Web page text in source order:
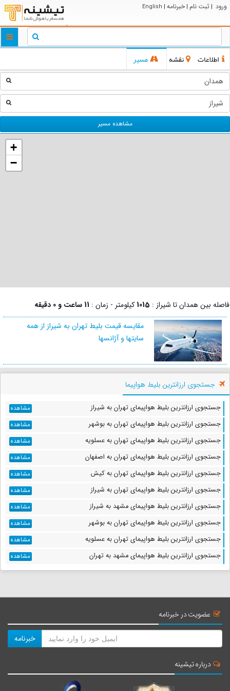
ورود | ثبت نام | خبرنامه |
English
اطلاعات نقشه مسیر
مشاهده مسیر
+
−
فاصله بین همدان تا شیراز : 1015کیلومتر - زمان : 11 ساعت و 0 دقیقه
مقایسه قیمت بلیط تهران به شیراز از همه
سایتها و آژانسها
جستجوی ارزانترین بلیط هواپیما
جستجوی ارزانترین بلیط هواپیمای تهران به شیراز مشاهده
جستجوی ارزانترین بلیط هواپیمای تهران به بوشهر مشاهده
جستجوی ارزانترین بلیط هواپیمای تهران به عسلویه مشاهده
جستجوی ارزانترین بلیط هواپیمای تهران به اصفهان مشاهده
جستجوی ارزانترین بلیط هواپیمای تهران به کیش مشاهده
جستجوی ارزانترین بلیط هواپیمای تهران به شیراز مشاهده
جستجوی ارزانترین بلیط هواپیمای مشهد به شیراز مشاهده
جستجوی ارزانترین بلیط هواپیمای تهران به بوشهر مشاهده
جستجوی ارزانترین بلیط هواپیمای تهران به عسلویه مشاهده
جستجوی ارزانترین بلیط هواپیمای مشهد به تهران مشاهده
عضویت در خبرنامه
خبرنامه
درباره تیشینه